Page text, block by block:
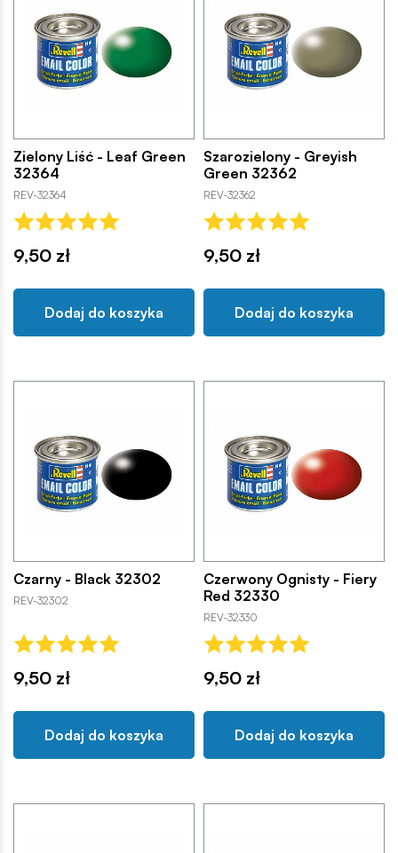
Zielony Liść - Leaf Green
32364
REV-32364
9,50 zł
Dodaj do koszyka
Szarozielony - Greyish
Green 32362
REV-32362
9,50 zł
Dodaj do koszyka
Czarny - Black 32302
REV-32302
9,50 zł
Dodaj do koszyka
Czerwony Ognisty - Fiery
Red 32330
REV-32330
9,50 zł
Dodaj do koszyka